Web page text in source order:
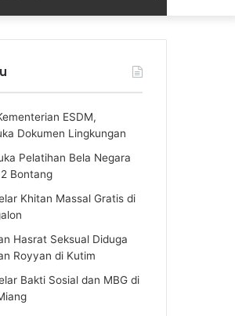
for
ESDM,
Dokumen Lingkungan
Pelatihan Bela Negara
Bontang
Khitan Massal Gratis di
Hasrat Seksual Diduga
Royyan di Kutim
Bakti Sosial dan MBG di